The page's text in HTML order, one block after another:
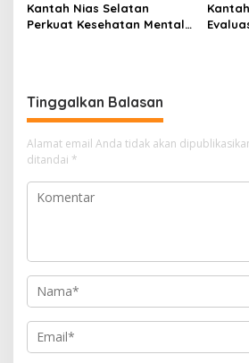
Kantah Nias Selatan
Perkuat Kesehatan Mental
Tinggalkan Balasan
Alamat email Anda tidak akan
ditandai *